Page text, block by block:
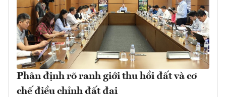
Phân định rõ ranh giới thu hồi đất và cơ
chế điều chỉnh đất đai